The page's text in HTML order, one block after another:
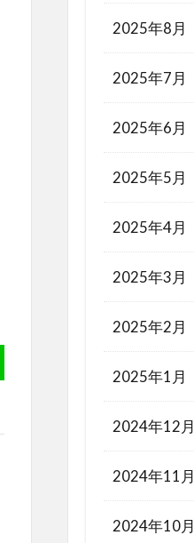
2025年8月
2025年7月
2025年6月
2025年5月
2025年4月
2025年3月
2025年2月
2025年1月
2024年12月
2024年11月
2024年10月